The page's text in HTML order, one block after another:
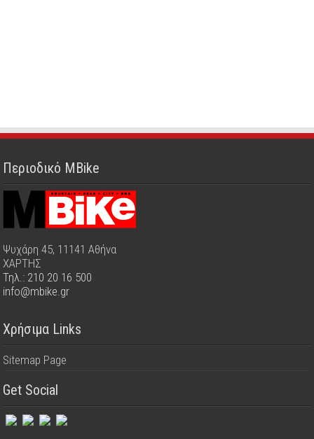
Περιοδικό MBike
Ψυχάρη 45, 11141 Αθήνα
ΧΑΡΤΗΣ
Τηλ.: 210 20 16 500
info@mbike.gr
Χρήσιμα Links
Sitemap Page
Get Social